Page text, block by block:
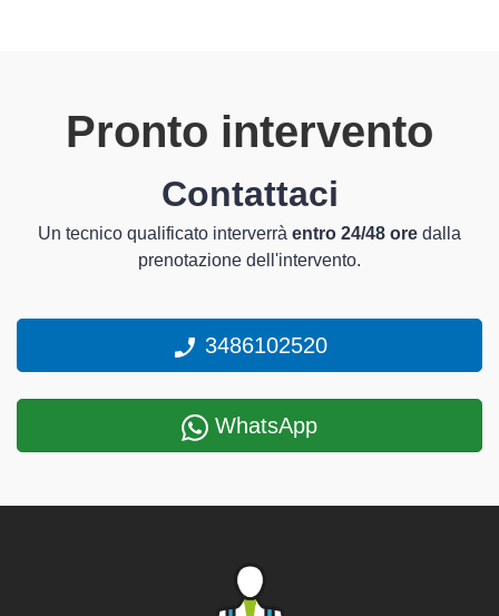
Pronto intervento
Contattaci
Un tecnico qualificato interverrà entro 24/48 ore dalla
prenotazione dell'intervento.
3486102520
WhatsApp